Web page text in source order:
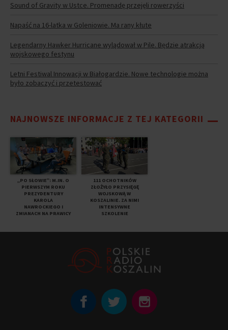
Sound of Gravity w Ustce. Promenadę przejęli rowerzyści
Napaść na 16-latka w Goleniowie. Ma rany kłute
Legendarny Hawker Hurricane wylądował w Pile. Będzie atrakcją
wojskowego festynu
Letni Festiwal Innowacji w Białogardzie. Nowe technologie można
było zobaczyć i przetestować
NAJNOWSZE INFORMACJE Z TEJ KATEGORII
„PO SŁOWIE”: M.IN. O
PIERWSZYM ROKU
PREZYDENTURY
KAROLA
NAWROCKIEGO I
ZMIANACH NA PRAWICY
111 OCHOTNIKÓW
ZŁOŻYŁO PRZYSIĘGĘ
WOJSKOWĄ W
KOSZALINIE. ZA NIMI
INTENSYWNE
SZKOLENIE